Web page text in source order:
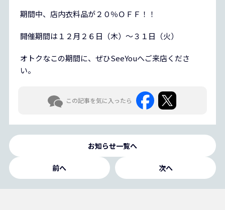
期間中、店内衣料品が２０％ＯＦＦ！！
開催期間は１２月２６日（木）～３１日（火）
オトクなこの期間に、ぜひSeeYouへご来店くださ
い。
この記事を気に入ったら
お知らせ一覧へ
前へ 次へ